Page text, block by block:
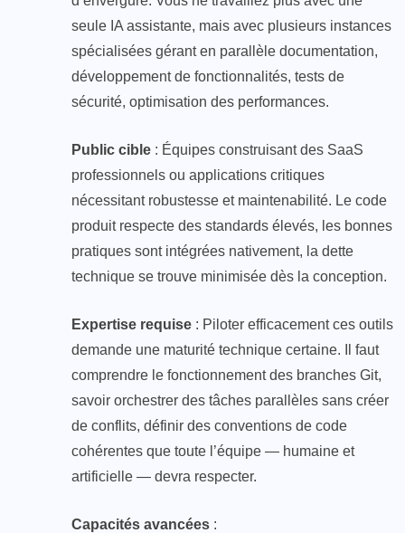
seule IA assistante, mais avec plusieurs instances
spécialisées gérant en parallèle documentation,
développement de fonctionnalités, tests de
sécurité, optimisation des performances.
Public cible : Équipes construisant des SaaS
professionnels ou applications critiques
nécessitant robustesse et maintenabilité. Le code
produit respecte des standards élevés, les bonnes
pratiques sont intégrées nativement, la dette
technique se trouve minimisée dès la conception.
Expertise requise : Piloter efficacement ces outils
demande une maturité technique certaine. Il faut
comprendre le fonctionnement des branches Git,
savoir orchestrer des tâches parallèles sans créer
de conflits, définir des conventions de code
cohérentes que toute l’équipe — humaine et
artificielle — devra respecter.
Capacités avancées :